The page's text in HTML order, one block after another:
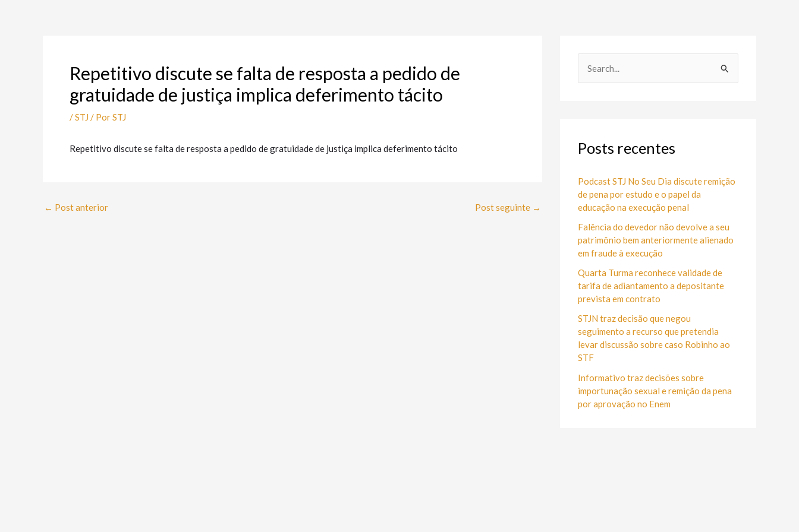
Repetitivo discute se falta de resposta a pedido de
gratuidade de justiça implica deferimento tácito
/STJ / PorSTJ
Repetitivo discute se falta de resposta a pedido de gratuidade de justiça implica deferimento tácito
← Post anterior Post seguinte →
u
s
a
r
p
o
r
:
Posts recentes
Podcast STJ No Seu Dia discute remição
de pena por estudo e o papel da
educação na execução penal
Falência do devedor não devolve a seu
patrimônio bem anteriormente alienado
em fraude à execução
Quarta Turma reconhece validade de
tarifa de adiantamento a depositante
prevista em contrato
STJN traz decisão que negou
seguimento a recurso que pretendia
levar discussão sobre caso Robinho ao
STF
Informativo traz decisões sobre
importunação sexual e remição da pena
por aprovação no Enem